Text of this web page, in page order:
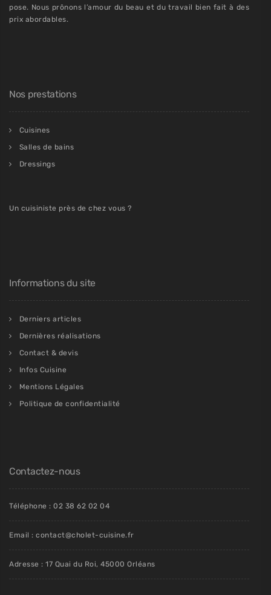
pose. Nous prônons l’amour du beau et du travail bien fait à des
prix abordables.
Nos prestations
Cuisines
Salles de bains
Dressings
Un cuisiniste près de chez vous ?
Informations du site
Derniers articles
Dernières réalisations
Contact & devis
Infos Cuisine
Mentions Légales
Politique de confidentialité
Contactez-nous
Téléphone : 02 38 62 02 04
Email : contact@cholet-cuisine.fr
Adresse : 17 Quai du Roi, 45000 Orléans